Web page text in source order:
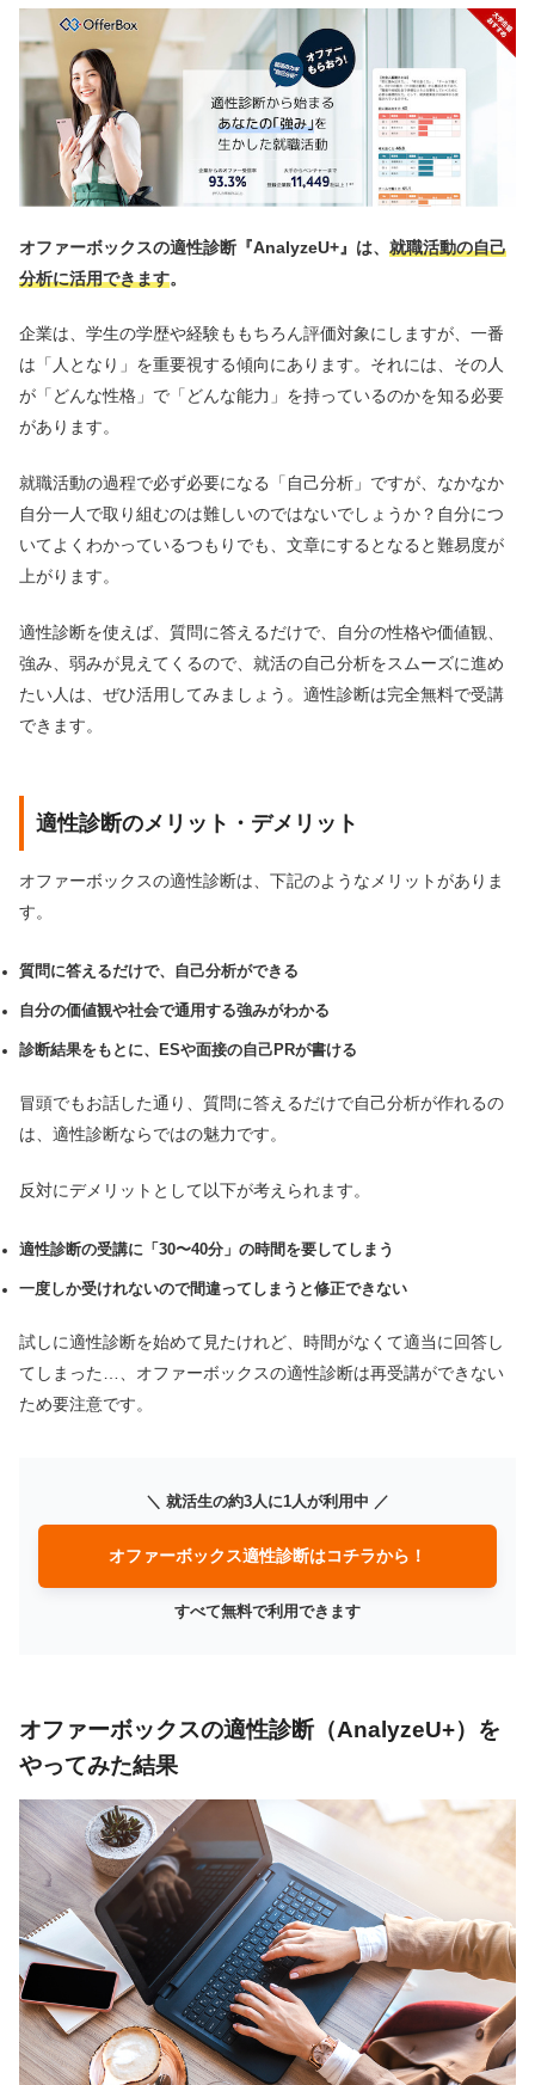
オファーボックスの適性診断『AnalyzeU+』は、 就職活動の自己
分析に活用できます。
企業は、学生の学歴や経験ももちろん評価対象にしますが、一番
は「人となり」を重要視する傾向にあります。それには、その人
が「どんな性格」で「どんな能力」を持っているのかを知る必要
があります。
就職活動の過程で必ず必要になる「自己分析」ですが、なかなか
自分一人で取り組むのは難しいのではないでしょうか？自分につ
いてよくわかっているつもりでも、文章にするとなると難易度が
上がります。
適性診断を使えば、質問に答えるだけで、自分の性格や価値観、
強み、弱みが見えてくるので、就活の自己分析をスムーズに進め
たい人は、ぜひ活用してみましょう。適性診断は完全無料で受講
できます。
適性診断のメリット・デメリット
オファーボックスの適性診断は、下記のようなメリットがありま
す。
質問に答えるだけで、自己分析ができる
自分の価値観や社会で通用する強みがわかる
診断結果をもとに、ESや面接の自己PRが書ける
冒頭でもお話した通り、質問に答えるだけで自己分析が作れるの
は、適性診断ならではの魅力です。
反対にデメリットとして以下が考えられます。
適性診断の受講に「30〜40分」の時間を要してしまう
一度しか受けれないので間違ってしまうと修正できない
試しに適性診断を始めて見たけれど、時間がなくて適当に回答し
てしまった…、オファーボックスの適性診断は再受講ができない
ため要注意です。
＼ 就活生の約3人に1人が利用中 ／
オファーボックス適性診断はコチラから！
すべて無料で利用できます
オファーボックスの適性診断（AnalyzeU+）を
やってみた結果